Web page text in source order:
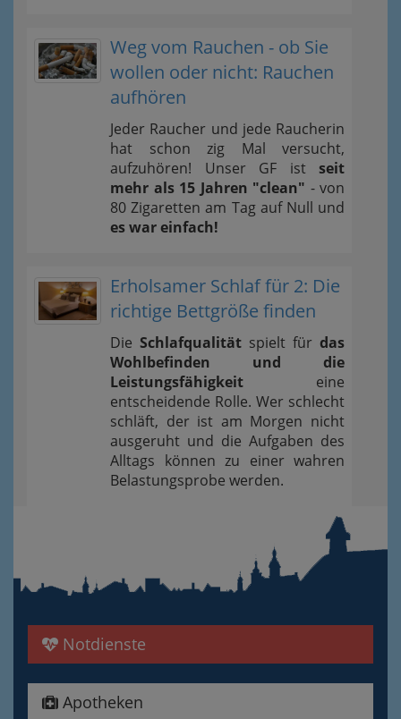
Weg vom Rauchen - ob Sie
wollen oder nicht: Rauchen
aufhören
Jeder Raucher und jede Raucherin
hat schon zig Mal versucht,
aufzuhören! Unser GF ist seit
mehr als 15 Jahren "clean" - von
80 Zigaretten am Tag auf Null und
es war einfach!
Erholsamer Schlaf für 2: Die
richtige Bettgröße finden
Die Schlafqualität spielt für das
Wohlbefinden und die
Leistungsfähigkeit eine
entscheidende Rolle. Wer schlecht
schläft, der ist am Morgen nicht
ausgeruht und die Aufgaben des
Alltags können zu einer wahren
Belastungsprobe werden.
Notdienste
Apotheken